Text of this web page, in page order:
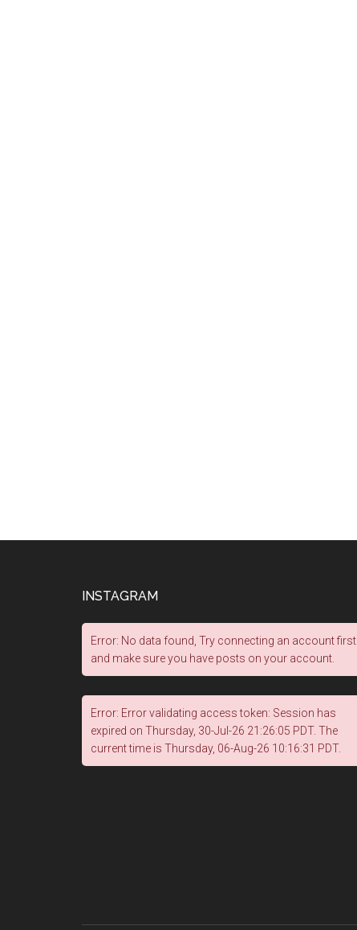
INSTAGRAM
Error: No data found, Try connecting an account first
and make sure you have posts on your account.
Error: Error validating access token: Session has
expired on Thursday, 30-Jul-26 21:26:05 PDT. The
current time is Thursday, 06-Aug-26 10:16:31 PDT.